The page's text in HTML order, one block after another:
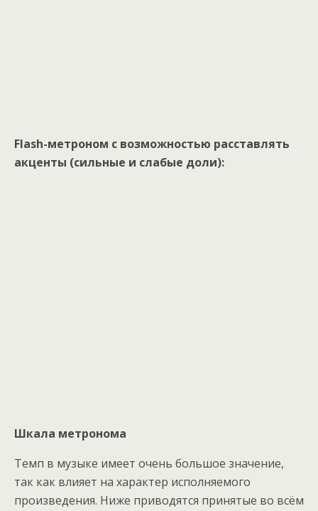
Flash-метроном с возможностью расставлять
акценты (сильные и слабые доли):
Шкала метронома
Темп в музыке имеет очень большое значение,
так как влияет на характер исполняемого
произведения. Ниже приводятся принятые во всём